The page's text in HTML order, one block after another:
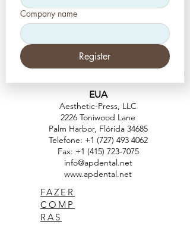
Company name
Register
EUA
Aesthetic-Press, LLC
2226 Toniwood Lane
Palm Harbor, Flórida 34685
Telefone: +1 (727) 493 4062
Fax: +1 (415) 723-7075
info@apdental.net
www.apdental.net
FAZER
COMP
RAS